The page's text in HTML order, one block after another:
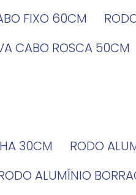
FIXO 60CM
CABO ROSCA 50CM
30CM
RODO
RODO ALUMÍNIO